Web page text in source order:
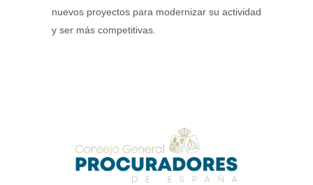
nuevos proyectos para modernizar su actividad
y ser más competitivas.